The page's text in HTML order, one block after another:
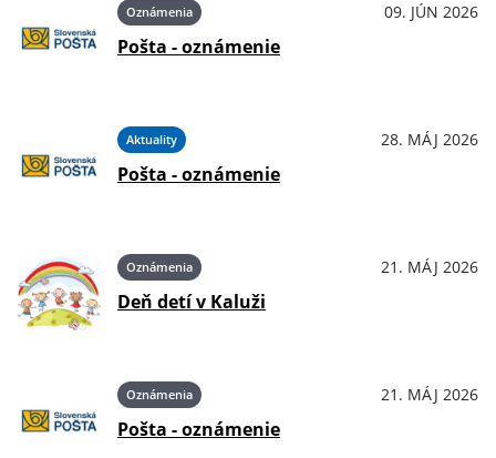
Oznámenia 09. JÚN 2026
Pošta - oznámenie
Aktuality 28. MÁJ 2026
Pošta - oznámenie
Oznámenia 21. MÁJ 2026
Deň detí v Kaluži
Oznámenia 21. MÁJ 2026
Pošta - oznámenie